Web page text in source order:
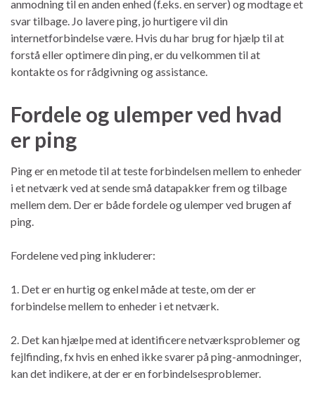
anmodning til en anden enhed (f.eks. en server) og modtage et
svar tilbage. Jo lavere ping, jo hurtigere vil din
internetforbindelse være. Hvis du har brug for hjælp til at
forstå eller optimere din ping, er du velkommen til at
kontakte os for rådgivning og assistance.
Fordele og ulemper ved hvad
er ping
Ping er en metode til at teste forbindelsen mellem to enheder
i et netværk ved at sende små datapakker frem og tilbage
mellem dem. Der er både fordele og ulemper ved brugen af
ping.
Fordelene ved ping inkluderer:
1. Det er en hurtig og enkel måde at teste, om der er
forbindelse mellem to enheder i et netværk.
2. Det kan hjælpe med at identificere netværksproblemer og
fejlfinding, fx hvis en enhed ikke svarer på ping-anmodninger,
kan det indikere, at der er en forbindelsesproblemer.